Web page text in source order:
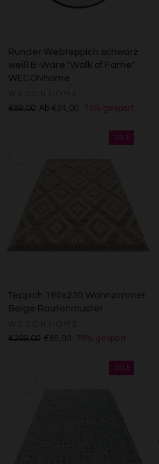
Runder Webteppich schwarz
weiß B-Ware "Walk of Fame"
WECONhome
€89,00 Ab €24,00 73% gespart
Teppich 160x230 Wohnzimmer
Beige Rautenmuster
€299,00 €65,00 78% gespart